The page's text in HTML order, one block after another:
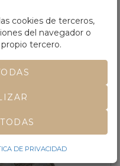
cookies de terceros,
del navegador o
tercero.
DE PRIVACIDAD